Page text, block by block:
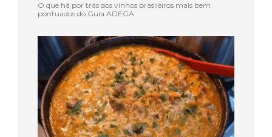
O que há por trás dos vinhos brasileiros mais bem
pontuados do Guia ADEGA